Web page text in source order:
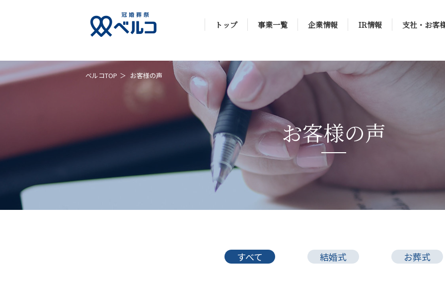
トップ 事業一覧 企業情報 IR情報 支社・お客
ベルコTOP お客様の声
お客様の声
すべて 結婚式 お葬式